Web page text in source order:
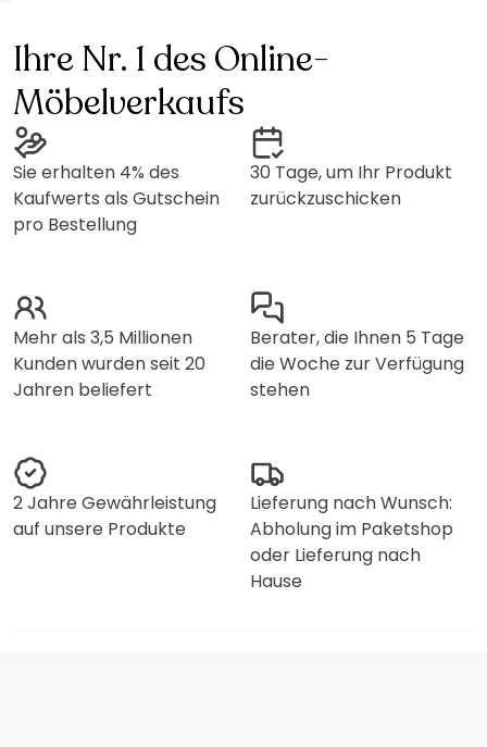
Ihre Nr. 1 des Online-
Möbelverkaufs
Sie erhalten 4% des
Kaufwerts als Gutschein
pro Bestellung
30 Tage, um Ihr Produkt
zurückzuschicken
Mehr als 3,5 Millionen
Kunden wurden seit 20
Jahren beliefert
Berater, die Ihnen 5 Tage
die Woche zur Verfügung
stehen
2 Jahre Gewährleistung
auf unsere Produkte
Lieferung nach Wunsch:
Abholung im Paketshop
oder Lieferung nach
Hause